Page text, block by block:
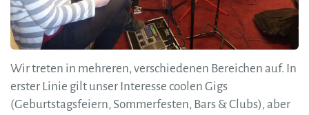
Wir treten in mehreren, verschiedenen Bereichen auf. In
erster Linie gilt unser Interesse coolen Gigs
(Geburtstagsfeiern, Sommerfesten, Bars & Clubs), aber